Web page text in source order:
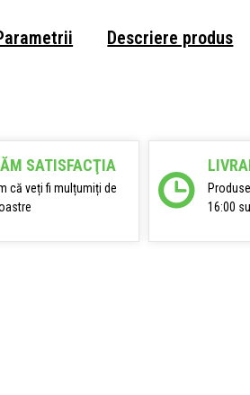
Descriere produs
SATISFACŢIA
că veți fi mulțumiți de
16:00